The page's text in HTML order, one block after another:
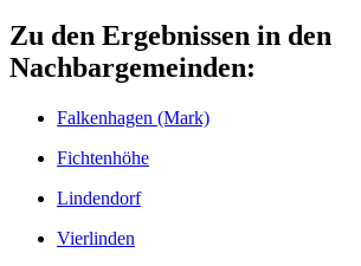
Zu den Ergebnissen in den
Nachbargemeinden:
Falkenhagen (Mark)
Fichtenhöhe
Lindendorf
Vierlinden